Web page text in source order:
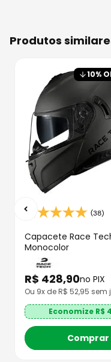
produtos
10%
(38)
Capacete Race
Monocolor
R$ 428,90no PIX
Ou 9x de R$ 52,95 sem
Economize R$
Comprar